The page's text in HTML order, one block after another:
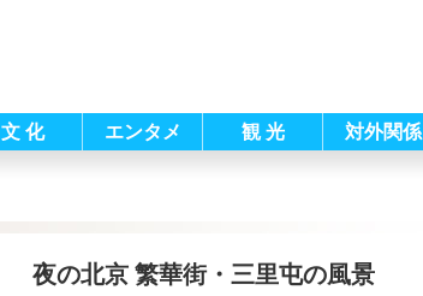
文 化 エンタメ 観 光 対外関係
夜の北京 繁華街・三里屯の風景